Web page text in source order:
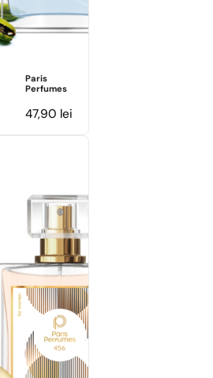
Paris
Perfumes
47,90 lei